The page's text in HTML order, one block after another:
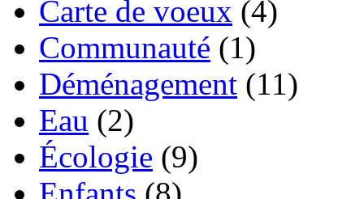
Carte de voeux (4)
Communauté (1)
Déménagement (11)
Eau (2)
Écologie (9)